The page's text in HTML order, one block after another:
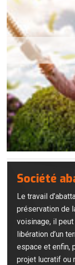
Société
Le travail
préservation de
voisinage, il
libération d’un
espace et enfin,
projet lucratif ou